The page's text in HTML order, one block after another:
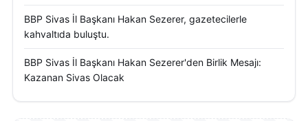
BBP Sivas İl Başkanı Hakan Sezerer, gazetecilerle
kahvaltıda buluştu.
BBP Sivas İl Başkanı Hakan Sezerer'den Birlik Mesajı:
Kazanan Sivas Olacak